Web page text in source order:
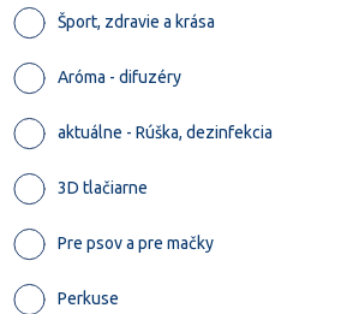
Šport, zdravie a krása
Aróma - difuzéry
aktuálne - Rúška, dezinfekcia
3D tlačiarne
Pre psov a pre mačky
Perkuse